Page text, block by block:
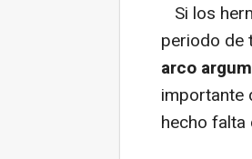
Si los
periodo de
arco
importante
hecho